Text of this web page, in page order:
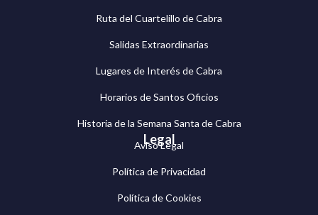
Ruta del Cuartelillo de Cabra
Salidas Extraordinarias
Lugares de Interés de Cabra
Horarios de Santos Oficios
Historia de la Semana Santa de Cabra
Legal
Aviso Legal
Política de Privacidad
Política de Cookies